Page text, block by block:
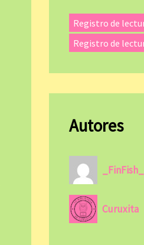
Registro de
Registro de
Autores
_FinFish_
Curuxita